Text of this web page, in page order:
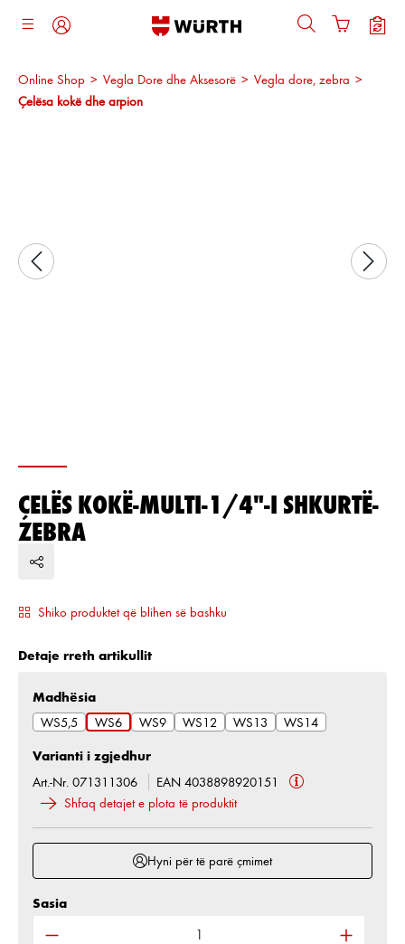
kryesore
Online Shop > Vegla Dore dhe Aksesorë > Vegla dore, zebra >
Çelësa kokë dhe arpion
ÇELËS KOKË-MULTI-1/4"-I SHKURTË-
ZEBRA
Shiko produktet që blihen së bashku
Detaje rreth artikullit
Zgjidh
Madhësia
WS5,5
WS6 WS9 WS12 WS13 WS14
Varianti i zgjedhur
Art.-Nr. 071311306
EAN 4038898920151
Shfaq detajet e plota të produktit
Hyni për të parë çmimet
Sasia e produktit: Shkruani sasinë e dëshiruar
Sasia